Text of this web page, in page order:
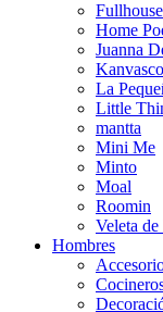
Home
Juanna
La
Little
mantta
Mini Me
Minto
Moal
Roomin
Veleta de
Hombres